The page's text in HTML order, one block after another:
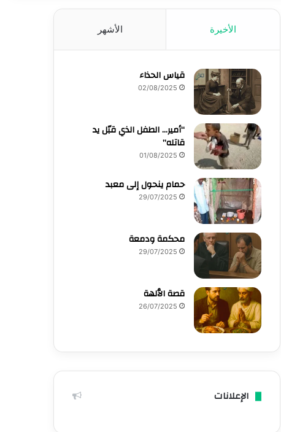
الأخيرة الأشهر
قياس الحذاء
02/08/2025
“أمير… الطفل الذي قبّل يد
قاتله”
01/08/2025
حمام ينحول إلى معبد
29/07/2025
محكمة ودمعة
29/07/2025
قصة الٱلهة
26/07/2025
الإعلانات